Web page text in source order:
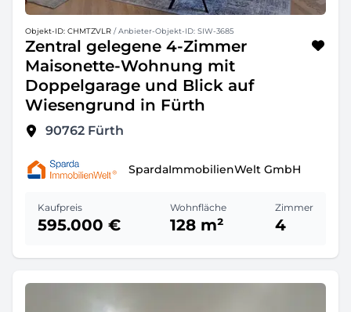
Objekt-ID: CHMTZVLR / Anbieter-Objekt-ID: SIW-3685
Zentral gelegene 4-Zimmer
Maisonette-Wohnung mit
Doppelgarage und Blick auf
Wiesengrund in Fürth
90762 Fürth
SpardaImmobilienWelt GmbH
Kaufpreis
595.000 €
Wohnfläche
128 m²
Zimmer
4